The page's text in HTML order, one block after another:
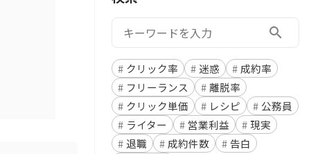
検索: search
クリック率 迷惑
成約率
フリーランス
離脱率
クリック単価
レシピ
公務員
ライター
営業利益
現実
退職
成約件数
告白